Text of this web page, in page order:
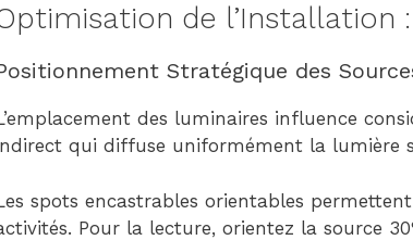
de l’Installation
Stratégique des
des luminaires influence
qui diffuse uniformément la lumière
spots encastrables orientables
Pour la lecture, orientez la source